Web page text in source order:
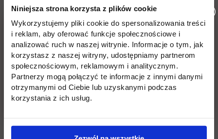
Niniejsza strona korzysta z plików cookie
Wykorzystujemy pliki cookie do spersonalizowania treści
i reklam, aby oferować funkcje społecznościowe i
analizować ruch w naszej witrynie. Informacje o tym, jak
korzystasz z naszej witryny, udostępniamy partnerom
społecznościowym, reklamowym i analitycznym.
Partnerzy mogą połączyć te informacje z innymi danymi
otrzymanymi od Ciebie lub uzyskanymi podczas
korzystania z ich usług.
Polskie Towarzystwo Ekspertów i Biegłych
Sądowych link otwiera się w nowej karcie
z siedzibą w Warszawie jest
dobrowolnym, trwałym, demokratycznym i
samorządnym stowarzyszeniem naukowo-
technicznym, zrzeszającym przede wszystkim
ekspertów i biegłych sądowych, przedstawicieli
zawodów pokrewnych oraz osoby ubiegające się o
uzyskanie powyższych tytułów, jak i sympatyków, a
w ramach wymienionych zawodów.